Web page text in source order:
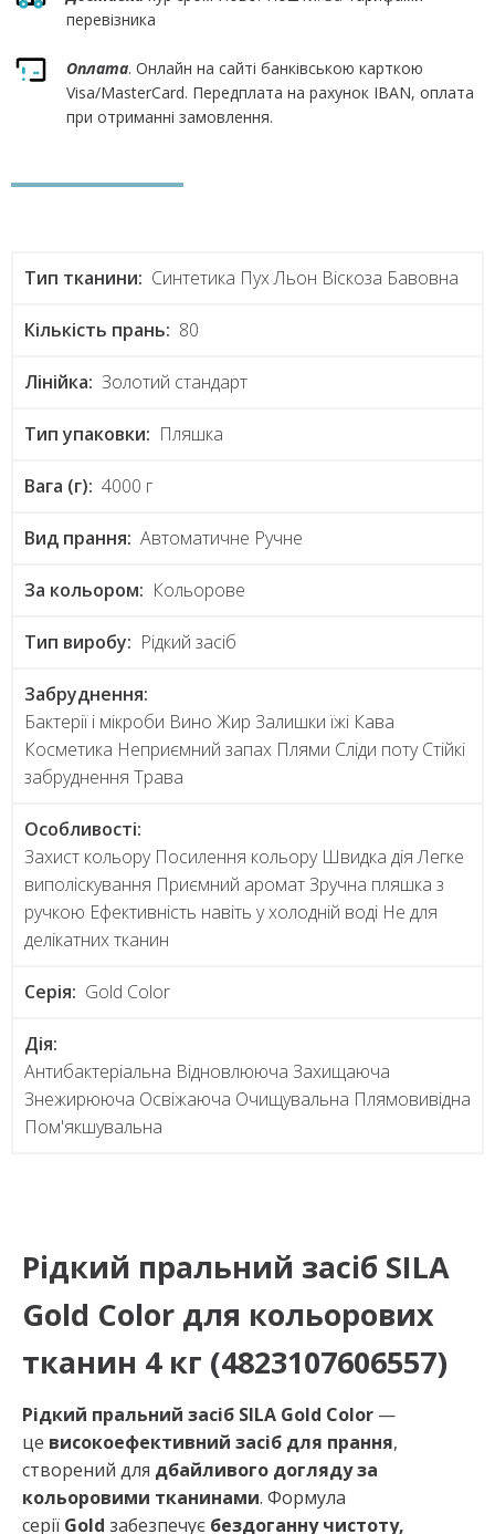
перевізника
Оплата. Онлайн на сайті банківською карткою
Visa/MasterCard. Передплата на рахунок IBAN, оплата
при отриманні замовлення.
Тип тканини: Синтетика Пух Льон Віскоза Бавовна
Кількість прань: 80
Лінійка: Золотий стандарт
Тип упаковки: Пляшка
Вага (г): 4000 г
Вид прання: Автоматичне Ручне
За кольором: Кольорове
Тип виробу: Рідкий засіб
Забруднення:
Бактерії і мікроби Вино Жир Залишки їжі Кава
Косметика Неприємний запах Плями Сліди поту Стійкі
забруднення Трава
Особливості:
Захист кольору Посилення кольору Швидка дія Легке
виполіскування Приємний аромат Зручна пляшка з
ручкою Ефективність навіть у холодній воді Не для
делікатних тканин
Серія: Gold Color
Дія:
Антибактеріальна Відновлююча Захищаюча
Знежирююча Освіжаюча Очищувальна Плямовивідна
Пом'якшувальна
Рідкий пральний засіб SILA
Gold Color для кольорових
тканин 4 кг (4823107606557)
Рідкий пральний засіб SILA Gold Color —
це високоефективний засіб для прання,
створений для дбайливого догляду за
кольоровими тканинами. Формула
серії Gold забезпечує бездоганну чистоту,